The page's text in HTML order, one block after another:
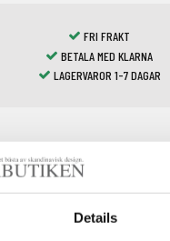
Details
FRI FRAKT
BETALA MED KLARNA
LAGERVAROR 1-7 DAGAR
favorit